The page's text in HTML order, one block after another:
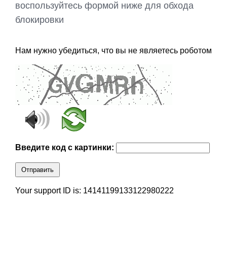
воспользуйтесь формой ниже для обхода
блокировки
Нам нужно убедиться, что вы не являетесь роботом
Введите код с картинки:
Отправить
Your support ID is: 14141199133122980222